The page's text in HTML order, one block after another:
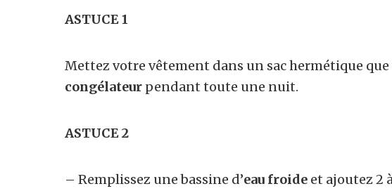
ASTUCE 1
Mettez votre vêtement dans un sac hermétique
congélateur pendant toute une nuit.
ASTUCE 2
– Remplissez une bassine d’eau froide et ajoutez 2